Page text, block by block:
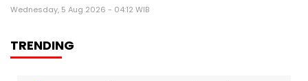
Wednesday, 5 Aug 2026 - 04:12 WIB
TRENDING